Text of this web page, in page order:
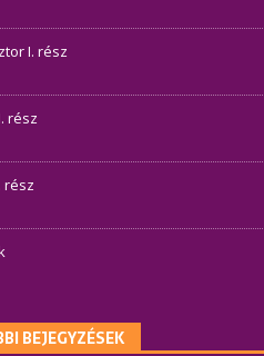
I. rész
rész
rész
BEJEGYZÉSEK